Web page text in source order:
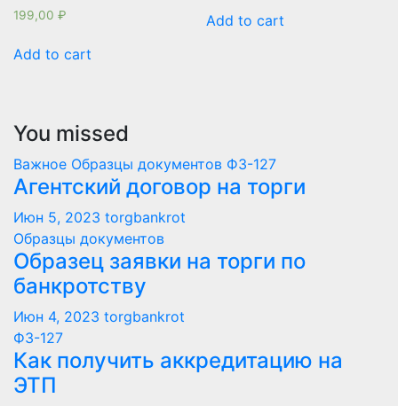
199,00 ₽
Add to cart
Add to cart
You missed
Важное Образцы документов ФЗ-127
Агентский договор на торги
Июн 5, 2023 torgbankrot
Образцы документов
Образец заявки на торги по
банкротству
Июн 4, 2023 torgbankrot
ФЗ-127
Как получить аккредитацию на
ЭТП